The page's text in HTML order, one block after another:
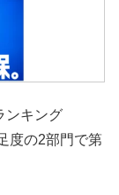
ンキング
度の2部門で第